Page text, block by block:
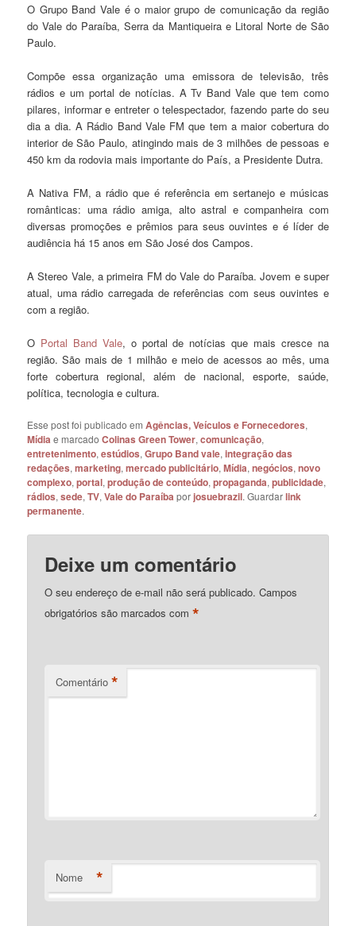
O Grupo Band Vale é o maior grupo de comunicação da região
do Vale do Paraíba, Serra da Mantiqueira e Litoral Norte de São
Paulo.
Compõe essa organização uma emissora de televisão, três
rádios e um portal de notícias. A Tv Band Vale que tem como
pilares, informar e entreter o telespectador, fazendo parte do seu
dia a dia. A Rádio Band Vale FM que tem a maior cobertura do
interior de São Paulo, atingindo mais de 3 milhões de pessoas e
450 km da rodovia mais importante do País, a Presidente Dutra.
A Nativa FM, a rádio que é referência em sertanejo e músicas
românticas: uma rádio amiga, alto astral e companheira com
diversas promoções e prêmios para seus ouvintes e é líder de
audiência há 15 anos em São José dos Campos.
A Stereo Vale, a primeira FM do Vale do Paraíba. Jovem e super
atual, uma rádio carregada de referências com seus ouvintes e
com a região.
O Portal Band Vale, o portal de notícias que mais cresce na
região. São mais de 1 milhão e meio de acessos ao mês, uma
forte cobertura regional, além de nacional, esporte, saúde,
política, tecnologia e cultura.
Esse post foi publicado emAgências, Veículos e Fornecedores,
Mídia e marcadoColinas Green Tower,comunicação,
entretenimento,estúdios,Grupo Band vale,integração das
redações,marketing,mercado publicitário,Mídia,negócios,novo
complexo,portal,produção de conteúdo,propaganda,publicidade,
rádios,sede,TV,Vale do Paraíba porjosuebrazil. Guardarlink
permanente.
Deixe um comentário
O seu endereço de e-mail não será publicado. Campos
obrigatórios são marcados com*
Comentário *
Nome *